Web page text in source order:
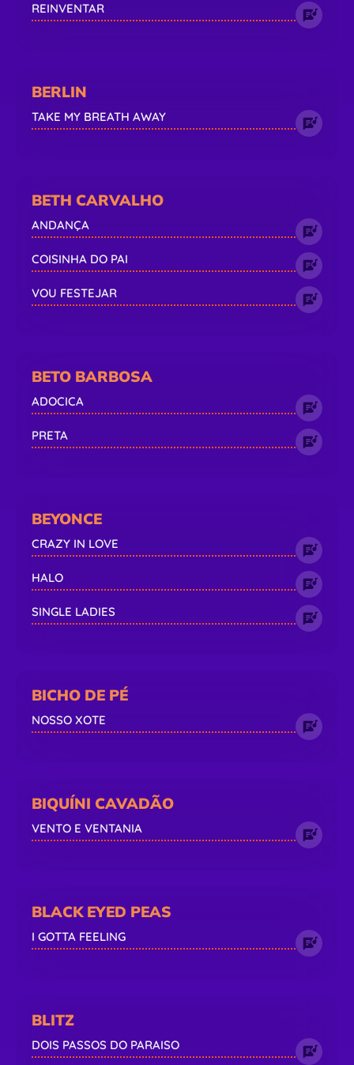
REINVENTAR
BERLIN
TAKE MY BREATH AWAY
BETH CARVALHO
ANDANÇA
COISINHA DO PAI
VOU FESTEJAR
BETO BARBOSA
ADOCICA
PRETA
BEYONCE
CRAZY IN LOVE
HALO
SINGLE LADIES
BICHO DE PÉ
NOSSO XOTE
BIQUÍNI CAVADÃO
VENTO E VENTANIA
BLACK EYED PEAS
I GOTTA FEELING
BLITZ
DOIS PASSOS DO PARAISO